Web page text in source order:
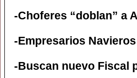
-Choferes “doblan” a
-Empresarios
-Buscan nuevo Fiscal